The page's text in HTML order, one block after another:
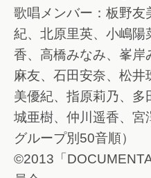
歌唱メンバー：板野友
紀、北原里英、小嶋陽
香、高橋みなみ、峯岸
麻友、石田安奈、松井
美優紀、指原莉乃、多
城亜樹、仲川遥香、宮
グループ別50音順）
©2013「